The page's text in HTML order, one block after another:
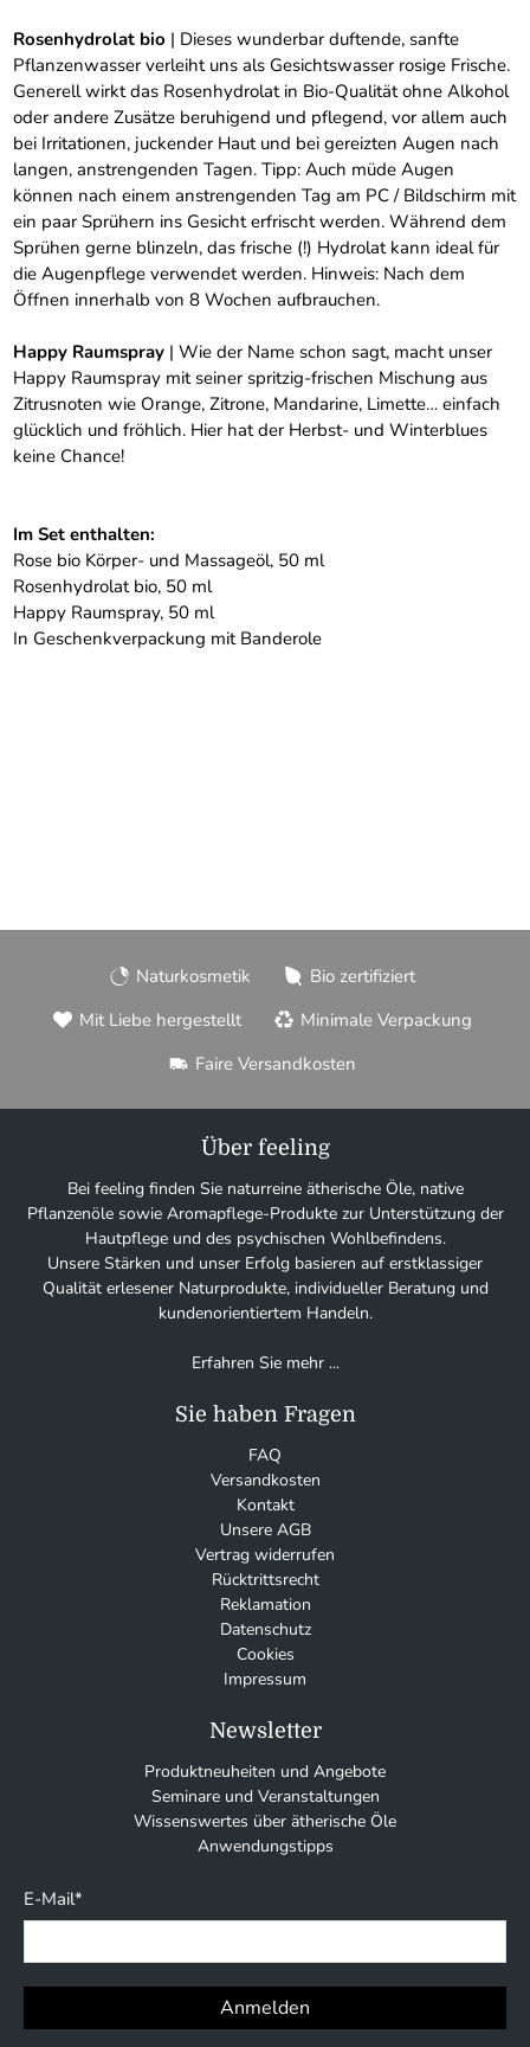
Rosenhydrolat bio | Dieses wunderbar duftende, sanfte
Pflanzenwasser verleiht uns als Gesichtswasser rosige Frische.
Generell wirkt das Rosenhydrolat in Bio-Qualität ohne Alkohol
oder andere Zusätze beruhigend und pflegend, vor allem auch
bei Irritationen, juckender Haut und bei gereizten Augen nach
langen, anstrengenden Tagen. Tipp: Auch müde Augen
können nach einem anstrengenden Tag am PC / Bildschirm mit
ein paar Sprühern ins Gesicht erfrischt werden. Während dem
Sprühen gerne blinzeln, das frische (!) Hydrolat kann ideal für
die Augenpflege verwendet werden. Hinweis: Nach dem
Öffnen innerhalb von 8 Wochen aufbrauchen.
Happy Raumspray | Wie der Name schon sagt, macht unser
Happy Raumspray mit seiner spritzig-frischen Mischung aus
Zitrusnoten wie Orange, Zitrone, Mandarine, Limette… einfach
glücklich und fröhlich. Hier hat der Herbst- und Winterblues
keine Chance!
Im Set enthalten:
Rose bio Körper- und Massageöl, 50 ml
Rosenhydrolat bio, 50 ml
Happy Raumspray, 50 ml
In Geschenkverpackung mit Banderole
Naturkosmetik
Bio zertifiziert
Mit Liebe hergestellt
Minimale Verpackung
Faire Versandkosten
Über feeling
Bei feeling finden Sie naturreine ätherische Öle, native
Pflanzenöle sowie Aromapflege-Produkte zur Unterstützung der
Hautpflege und des psychischen Wohlbefindens.
Unsere Stärken und unser Erfolg basieren auf erstklassiger
Qualität erlesener Naturprodukte, individueller Beratung und
kundenorientiertem Handeln.
Erfahren Sie mehr ...
Sie haben Fragen
FAQ
Versandkosten
Kontakt
Unsere AGB
Vertrag widerrufen
Rücktrittsrecht
Reklamation
Datenschutz
Cookies
Impressum
Newsletter
Produktneuheiten und Angebote
Seminare und Veranstaltungen
Wissenswertes über ätherische Öle
Anwendungstipps
E-Mail*
Anmelden